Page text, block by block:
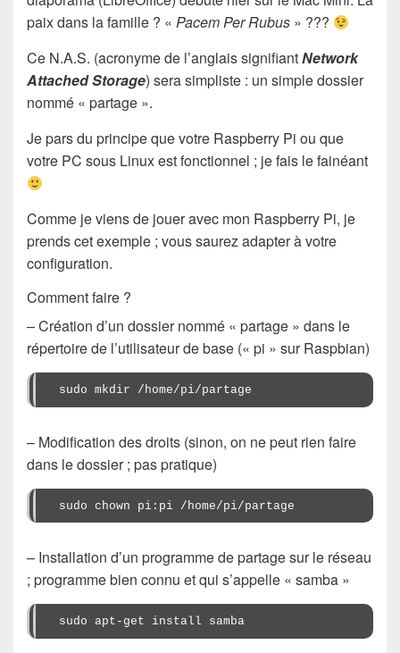
paix dans la famille ? « Pacem Per Rubus » ???
Ce N.A.S. (acronyme de l’anglais signifiantNetwork
Attached Storage) sera simpliste : un simple dossier
nommé « partage ».
Je pars du principe que votre Raspberry Pi ou que
votre PC sous Linux est fonctionnel ; je fais le fainéant
Comme je viens de jouer avec mon Raspberry Pi, je
prends cet exemple ; vous saurez adapter à votre
configuration.
Comment faire ?
– Création d’un dossier nommé « partage » dans le
répertoire de l’utilisateur de base (« pi » sur Raspbian)
sudo mkdir /home/pi/partage
– Modification des droits (sinon, on ne peut rien faire
dans le dossier ; pas pratique)
sudo chown pi:pi /home/pi/partage
– Installation d’un programme de partage sur le réseau
; programme bien connu et qui s’appelle « samba »
sudo apt-get install samba